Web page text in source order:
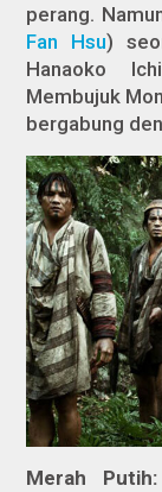
perang.
Fan Hsu)
Hanaoko
Membujuk
bergabung
Merah Putih: